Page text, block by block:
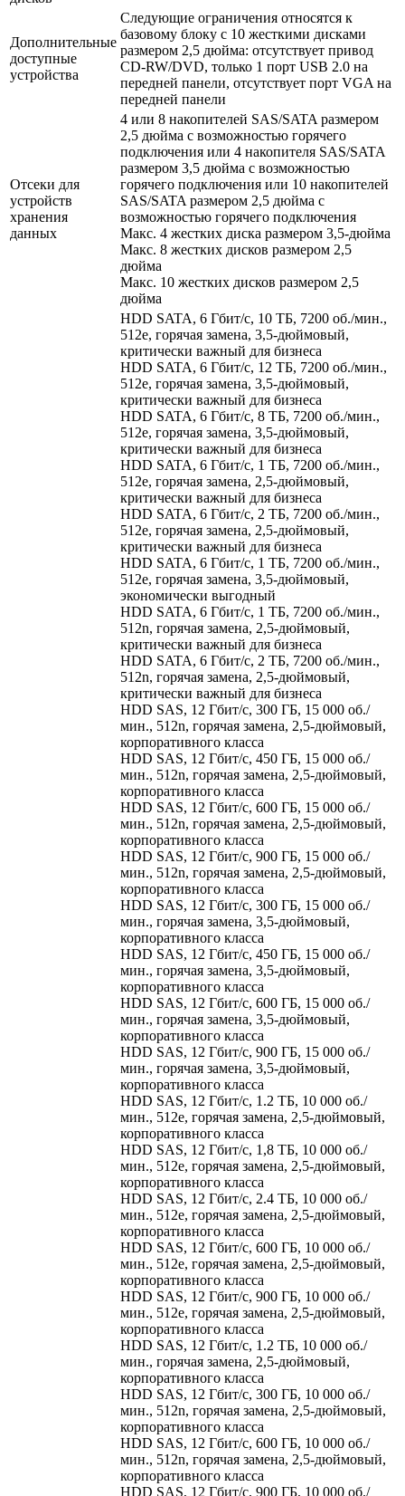
Дополнительные
доступные
устройства
Следующие ограничения относятся к
базовому блоку с 10 жесткими дисками
размером 2,5 дюйма: отсутствует привод
CD-RW/DVD, только 1 порт USB 2.0 на
передней панели, отсутствует порт VGA на
передней панели
Отсеки для
устройств
хранения
данных
4 или 8 накопителей SAS/SATA размером
2,5 дюйма с возможностью горячего
подключения или 4 накопителя SAS/SATA
размером 3,5 дюйма с возможностью
горячего подключения или 10 накопителей
SAS/SATA размером 2,5 дюйма с
возможностью горячего подключения
Макс. 4 жестких диска размером 3,5-дюйма
Макс. 8 жестких дисков размером 2,5
дюйма
Макс. 10 жестких дисков размером 2,5
дюйма
HDD SATA, 6 Гбит/с, 10 ТБ, 7200 об./мин.,
512e, горячая замена, 3,5-дюймовый,
критически важный для бизнеса
HDD SATA, 6 Гбит/с, 12 ТБ, 7200 об./мин.,
512e, горячая замена, 3,5-дюймовый,
критически важный для бизнеса
HDD SATA, 6 Гбит/с, 8 ТБ, 7200 об./мин.,
512e, горячая замена, 3,5-дюймовый,
критически важный для бизнеса
HDD SATA, 6 Гбит/с, 1 ТБ, 7200 об./мин.,
512e, горячая замена, 2,5-дюймовый,
критически важный для бизнеса
HDD SATA, 6 Гбит/с, 2 ТБ, 7200 об./мин.,
512e, горячая замена, 2,5-дюймовый,
критически важный для бизнеса
HDD SATA, 6 Гбит/с, 1 ТБ, 7200 об./мин.,
512e, горячая замена, 3,5-дюймовый,
экономически выгодный
HDD SATA, 6 Гбит/с, 1 ТБ, 7200 об./мин.,
512n, горячая замена, 2,5-дюймовый,
критически важный для бизнеса
HDD SATA, 6 Гбит/с, 2 ТБ, 7200 об./мин.,
512n, горячая замена, 2,5-дюймовый,
критически важный для бизнеса
HDD SAS, 12 Гбит/с, 300 ГБ, 15 000 об./
мин., 512n, горячая замена, 2,5-дюймовый,
корпоративного класса
HDD SAS, 12 Гбит/с, 450 ГБ, 15 000 об./
мин., 512n, горячая замена, 2,5-дюймовый,
корпоративного класса
HDD SAS, 12 Гбит/с, 600 ГБ, 15 000 об./
мин., 512n, горячая замена, 2,5-дюймовый,
корпоративного класса
HDD SAS, 12 Гбит/с, 900 ГБ, 15 000 об./
мин., 512n, горячая замена, 2,5-дюймовый,
корпоративного класса
HDD SAS, 12 Гбит/с, 300 ГБ, 15 000 об./
мин., горячая замена, 3,5-дюймовый,
корпоративного класса
HDD SAS, 12 Гбит/с, 450 ГБ, 15 000 об./
мин., горячая замена, 3,5-дюймовый,
корпоративного класса
HDD SAS, 12 Гбит/с, 600 ГБ, 15 000 об./
мин., горячая замена, 3,5-дюймовый,
корпоративного класса
HDD SAS, 12 Гбит/с, 900 ГБ, 15 000 об./
мин., горячая замена, 3,5-дюймовый,
корпоративного класса
HDD SAS, 12 Гбит/с, 1.2 ТБ, 10 000 об./
мин., 512e, горячая замена, 2,5-дюймовый,
корпоративного класса
HDD SAS, 12 Гбит/с, 1,8 ТБ, 10 000 об./
мин., 512e, горячая замена, 2,5-дюймовый,
корпоративного класса
HDD SAS, 12 Гбит/с, 2.4 ТБ, 10 000 об./
мин., 512e, горячая замена, 2,5-дюймовый,
корпоративного класса
HDD SAS, 12 Гбит/с, 600 ГБ, 10 000 об./
мин., 512e, горячая замена, 2,5-дюймовый,
корпоративного класса
HDD SAS, 12 Гбит/с, 900 ГБ, 10 000 об./
мин., 512e, горячая замена, 2,5-дюймовый,
корпоративного класса
HDD SAS, 12 Гбит/с, 1.2 ТБ, 10 000 об./
мин., горячая замена, 2,5-дюймовый,
корпоративного класса
HDD SAS, 12 Гбит/с, 300 ГБ, 10 000 об./
мин., 512n, горячая замена, 2,5-дюймовый,
корпоративного класса
HDD SAS, 12 Гбит/с, 600 ГБ, 10 000 об./
мин., 512n, горячая замена, 2,5-дюймовый,
корпоративного класса
HDD SAS, 12 Гбит/с, 900 ГБ, 10 000 об./